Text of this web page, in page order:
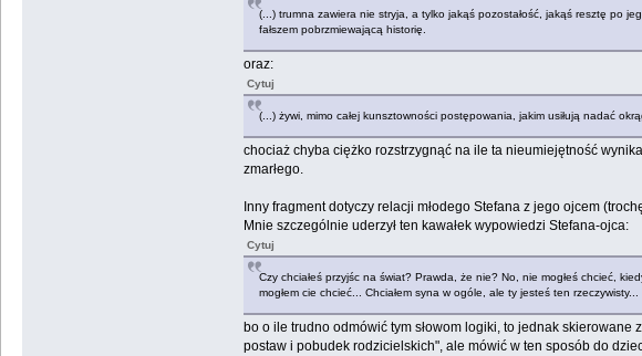
(...) trumna zawiera nie stryja, a tylko jakąś pozostałość, jakąś resztę po
fałszem pobrzmiewającą historię.
oraz:
Cytuj
(...) żywi, mimo całej kunsztowności postępowania, jakim usiłują nadać
chociaż chyba ciężko rozstrzygnąć na ile ta nieumiejętność
zmarłego.
Inny fragment dotyczy relacji młodego Stefana z jego ojcem
Mnie szczególnie uderzył ten kawałek wypowiedzi Stefana-ojca:
Cytuj
Czy chciałeś przyjśc na świat? Prawda, że nie? No, nie mogłeś chcieć,
mogłem cie chcieć... Chciałem syna w ogóle, ale ty jesteś ten rzeczywisty...
bo o ile trudno odmówić tym słowom logiki, to jednak
postaw i pobudek rodzicielskich", ale mówić w ten sposób do